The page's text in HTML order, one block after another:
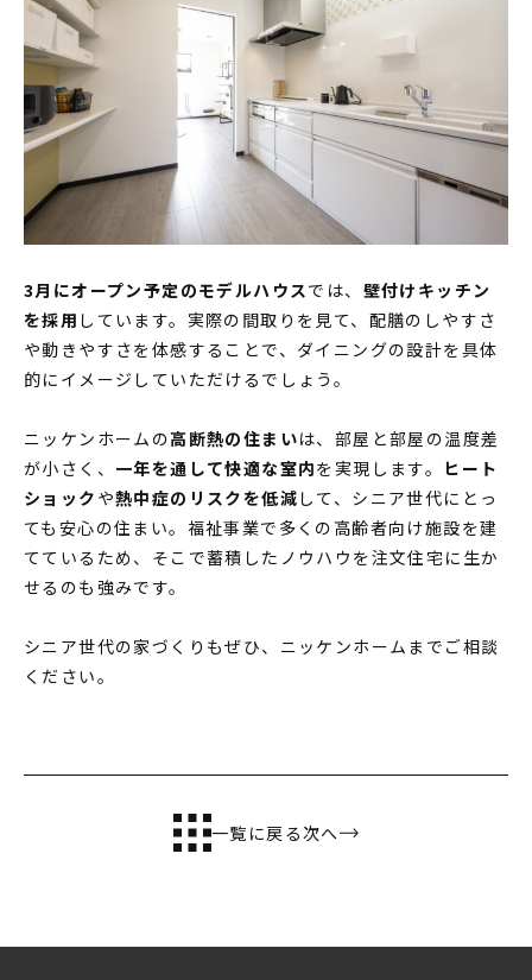
3月にオープン予定のモデルハウスでは、 壁付けキッチン
を採用 しています。実際の間取りを見て、配膳のしやすさ
や動きやすさを体感することで、ダイニングの設計を具体
的にイメージしていただけるでしょう。
ニッケンホームの高断熱の住まいは、部屋と部屋の温度差
が小さく、 一年を通して快適な室内を実現します。
ヒート
ショック や熱中症のリスクを低減 して、シニア世代にとっ
ても安心の住まい。福祉事業で多くの高齢者向け施設を建
てているため、そこで蓄積したノウハウを注文住宅に生か
せるのも強みです。
シニア世代の家づくりもぜひ、ニッケンホームまでご相談
ください。
一覧に戻る次へ